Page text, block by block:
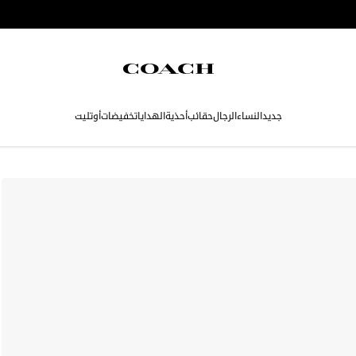
جديدالنساءالرجالحقائبأحذيةالهداياتخفيضاتأوتليت